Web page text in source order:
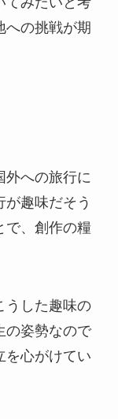
への挑戦が期
外への旅行に
趣味だそう
で、創作の糧
うした趣味の
の姿勢なので
を心がけてい